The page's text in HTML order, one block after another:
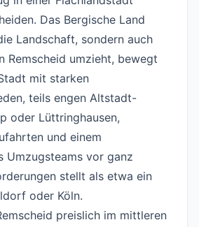
Das Bergische Land
Landschaft, sondern auch
Remscheid umzieht, bewegt
mit starken
teils engen Altstadt-
oder Lüttringhausen,
und einem
Umzugsteams vor ganz
stellt als etwa ein
oder Köln.
preislich im mittleren